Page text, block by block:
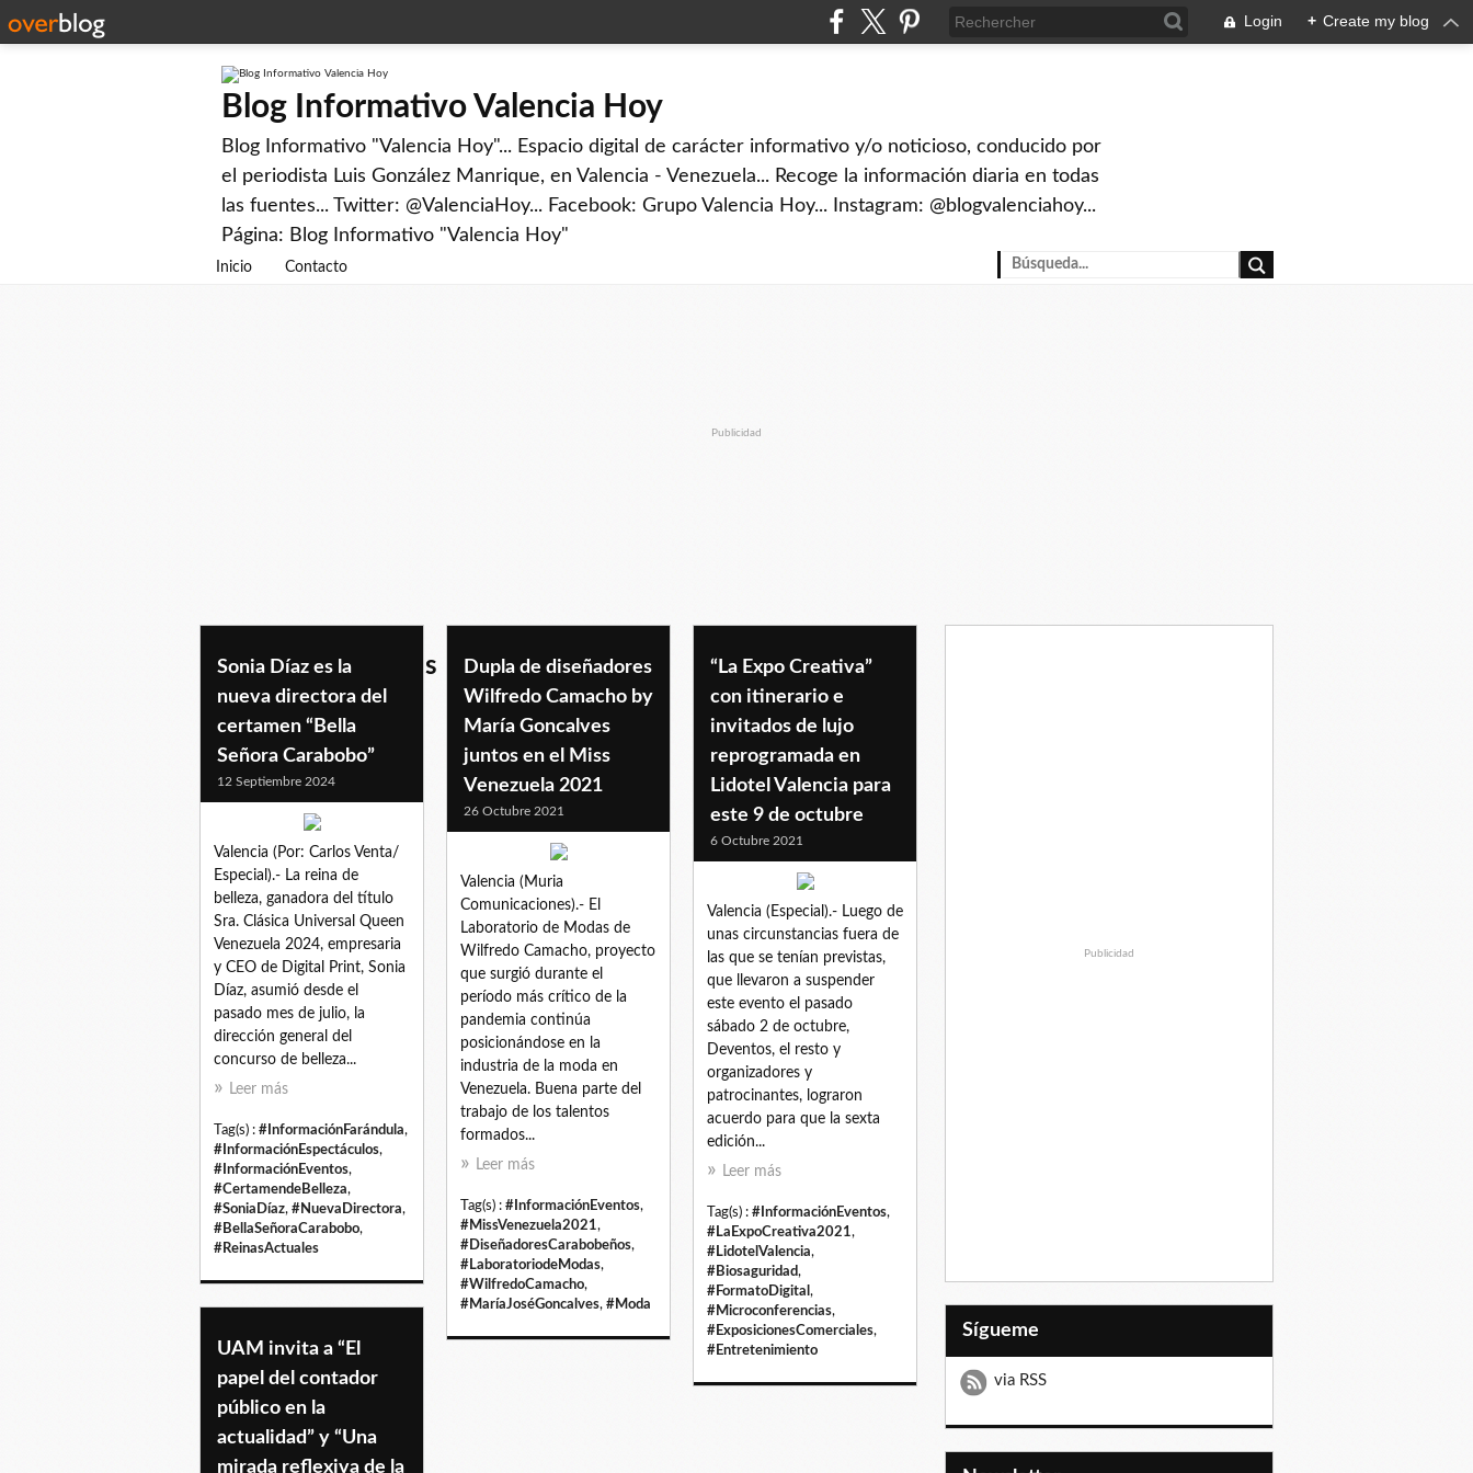
Login + Create my blog
Blog Informativo Valencia Hoy
Blog Informativo "Valencia Hoy"... Espacio digital de carácter informativo y/o noticioso, conducido por
el periodista Luis González Manrique, en Valencia - Venezuela... Recoge la información diaria en todas
las fuentes... Twitter: @ValenciaHoy... Facebook: Grupo Valencia Hoy... Instagram: @blogvalenciahoy...
Página: Blog Informativo "Valencia Hoy"
Inicio Contacto
Publicidad
informacioneventos
Sonia Díaz es la
nueva directora del
certamen “Bella
Señora Carabobo”
12 Septiembre 2024
Valencia (Por: Carlos Venta/
Especial).- La reina de
belleza, ganadora del título
Sra. Clásica Universal Queen
Venezuela 2024, empresaria
y CEO de Digital Print, Sonia
Díaz, asumió desde el
pasado mes de julio, la
dirección general del
concurso de belleza...
Leer más
Tag(s) : #InformaciónFarándula,
#InformaciónEspectáculos,
#InformaciónEventos,
#CertamendeBelleza,
#SoniaDíaz, #NuevaDirectora,
#BellaSeñoraCarabobo,
#ReinasActuales
Dupla de diseñadores
Wilfredo Camacho by
María Goncalves
juntos en el Miss
Venezuela 2021
26 Octubre 2021
Valencia (Muria
Comunicaciones).- El
Laboratorio de Modas de
Wilfredo Camacho, proyecto
que surgió durante el
período más crítico de la
pandemia continúa
posicionándose en la
industria de la moda en
Venezuela. Buena parte del
trabajo de los talentos
formados...
Leer más
Tag(s) : #InformaciónEventos,
#MissVenezuela2021,
#DiseñadoresCarabobeños,
#LaboratoriodeModas,
#WilfredoCamacho,
#MaríaJoséGoncalves, #Moda
“La Expo Creativa”
con itinerario e
invitados de lujo
reprogramada en
Lidotel Valencia para
este 9 de octubre
6 Octubre 2021
Valencia (Especial).- Luego de
unas circunstancias fuera de
las que se tenían previstas,
que llevaron a suspender
este evento el pasado
sábado 2 de octubre,
Deventos, el resto y
organizadores y
patrocinantes, lograron
acuerdo para que la sexta
edición...
Leer más
Tag(s) : #InformaciónEventos,
#LaExpoCreativa2021,
#LidotelValencia,
#Biosaguridad,
#FormatoDigital ,
#Microconferencias,
#ExposicionesComerciales,
#Entretenimiento
UAM invita a “El
papel del contador
público en la
actualidad” y “Una
mirada reflexiva de la
Publicidad
Sígueme
via RSS